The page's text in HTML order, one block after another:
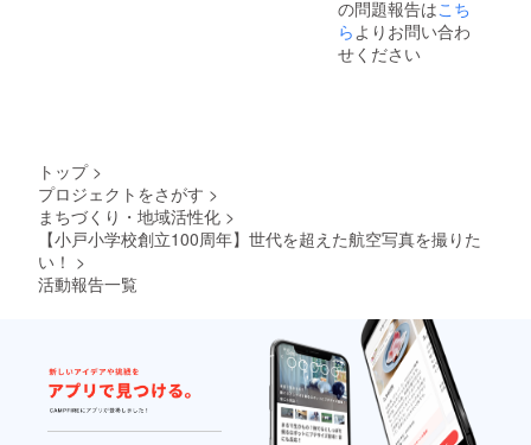
t Twitterアカウント →
@odo100kinen ”いいね”
や ”フォロー” お待ちして
おります シェア大歓
迎！！
さん気に入っておられまし
た 航空写真参加者大募
集！！ 在校生・保護者はも
ちろん、卒業生、小戸地域
の方大歓迎！ 小戸小に居た
けど転校して卒業はしてな
い…けど行きたいな…なん
て方がいるようです！ 来て
ください！ あなたも立派な
の問題報告はこち
らよりお問い合わ
せください
トップ >
プロジェクトをさがす >
まちづくり・地域活性化 >
【小戸小学校創立100周年】世代を超えた航空写真を撮りた
い！ >
活動報告一覧